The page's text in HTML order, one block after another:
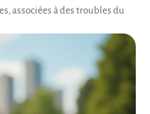
associées à des troubles du